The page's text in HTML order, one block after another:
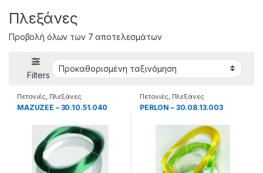
Πλεξάνες
Προβολή όλων των 7 αποτελεσμάτων
Filters
Πετονιές, Πλεξάνες
MAZUZEE – 30.10.51.040
Πετονιές, Πλεξάνες
PERLON – 30.08.13.003